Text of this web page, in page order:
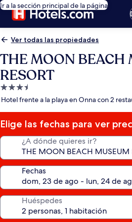
Ir a la sección principal de la página
Ver todas las propiedades
THE MOON BEACH
RESORT
Propiedad
de
estrellas
Hotel frente a la playa en Onna con 2
Elige las fechas para ver
¿A dónde quieres ir?
Fechas
Huéspedes